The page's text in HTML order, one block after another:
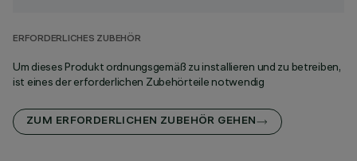
ERFORDERLICHES ZUBEHÖR
Um dieses Produkt ordnungsgemäß zu installieren und zu betreiben,
ist eines der erforderlichen Zubehörteile notwendig
ZUM ERFORDERLICHEN ZUBEHÖR GEHEN